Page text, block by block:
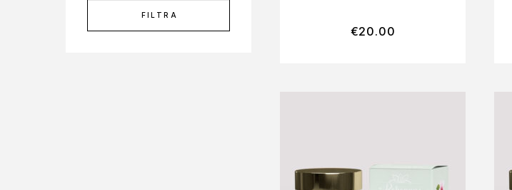
FILTRA
€20.00